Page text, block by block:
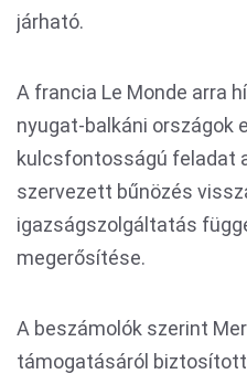
járható.
A francia Le Monde arra
nyugat-balkáni országok
kulcsfontosságú feladat
szervezett bűnözés
igazságszolgáltatás
megerősítése.
A beszámolók szerint
támogatásáról